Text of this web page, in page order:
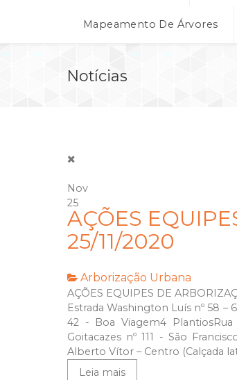
Mapeamento De Árvores
Notícias
Nov
25
AÇÕES
25/11/2020
Arborização Urbana
AÇÕES EQUIPES DE
Estrada Washington Luís nº 58 –
42 - Boa Viagem4
Goitacazes nº 111 - São
Alberto Vítor – Centro (Calçada
Leia mais